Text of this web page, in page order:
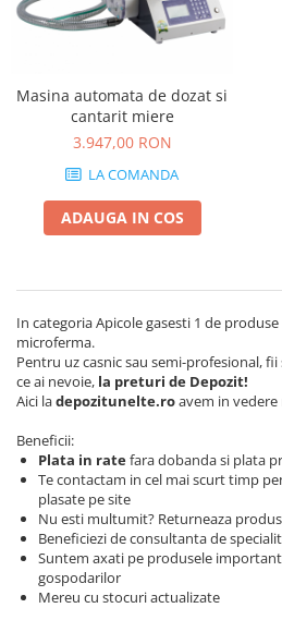
Masini de tuns animale
Alte produse si accesorii
Piese de schimb
Scari, transport si ridicat
Motoare diesel
Pompe de stropit electrice
Pompe de stropit manuale
Accesorii pompe de stropit
Sere si solarii
Plase umbrire
Plantator rasaduri
Distribuitoare sare sau seminte
Semanatori
Sere
Aparat spalat cu presiune
Batoze porumb
Polizoare unghiulare (flex-uri)
Ciocane Rotopercutoare
Fierastraie electrice
Motoburghie
Acumulatori
Detector metale
Fierastraie circulare
Incarcatoare pentru acumulatori
Multifunctionale
Pistoale cu aer cald
Pistoale de lipit
Polizoare electrice
Rindele electrice
Role si prelungitoare
Trimmer electric
Echipamente electrice
Aeroterme industriale
Aparate de aer conditionat
Bormasini cu coloana
Masini de cusut saci
Masina automata de dozat si
cantarit miere
3.947,00 RON
LA COMANDA
ADAUGA IN COS
In categoria Apicole gasesti 1 de
microferma.
Pentru uz casnic sau semi-profesional,
ce ai nevoie, la preturi de Depozit!
Aici ladepozitunelte.roavem in
Beneficii:
Plata in ratefara dobanda si plata
Te contactam in cel mai scurt timp
plasate pe site
Nu esti multumit? Returneaza
Beneficiezi de consultanta de
Suntem axati pe produsele
gospodarilor
Mereu cu stocuri actualizate